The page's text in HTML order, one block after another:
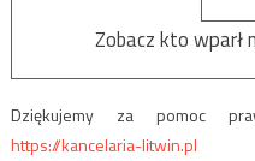
Zobacz kto wparł
Dziękujemy za pomoc
https://kancelaria-litwin.pl